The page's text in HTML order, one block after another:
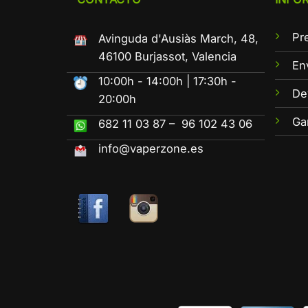
Avinguda d'Ausiàs March, 48,
46100 Burjassot, Valencia
10:00h - 14:00h | 17:30h -
20:00h
682 11 03 87 – 96 102 43 06
info@vaperzone.es